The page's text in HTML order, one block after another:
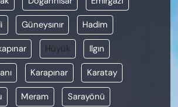
Güneysınır Hadim
Hüyük Ilgın
Karapınar Karatay
Meram Sarayönü